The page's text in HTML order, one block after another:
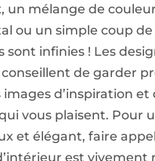
un mélange de
ou un simple coup
sont infinies ! Les
conseillent de garder
d’inspiration et
vous plaisent. Pour
et élégant, faire
est vivement